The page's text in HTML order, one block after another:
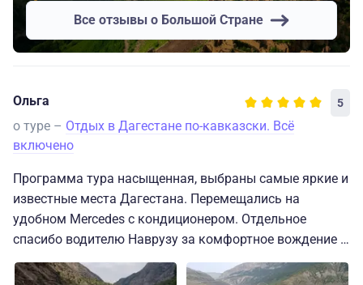
Все отзывы о Большой Стране
Ольга 5
о туре – Отдых в Дагестане по-кавказски. Всё
включено
Программа тура насыщенная, выбраны самые яркие и
известные места Дагестана. Перемещались на
удобном Mercedes с кондиционером. Отдельное
спасибо водителю Наврузу за комфортное вождение и
гиду Евгении за живой, интересный рассказ! Жаль, что
не попали в заброшенный аул из-за закрытых дорог,